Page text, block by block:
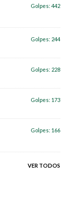
Golpes: 442
Golpes: 244
Golpes: 228
Golpes: 173
Golpes: 166
VER TODOS